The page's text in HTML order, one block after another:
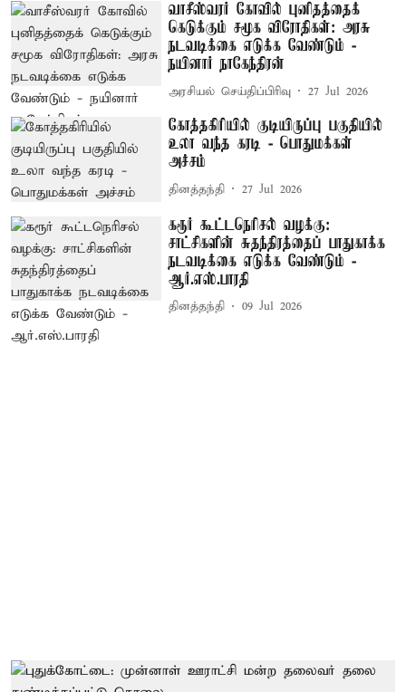
வாசீஸ்வரர் கோவில் புனிதத்தைக்
கெடுக்கும் சமூக விரோதிகள்: அரசு
நடவடிக்கை எடுக்க வேண்டும் -
நயினார் நாகேந்திரன்
அரசியல் செய்திப்பிரிவு 27 Jul 2026
கோத்தகிரியில் குடியிருப்பு பகுதியில்
உலா வந்த கரடி - பொதுமக்கள்
அச்சம்
தினத்தந்தி 27 Jul 2026
கரூர் கூட்டநெரிசல் வழக்கு:
சாட்சிகளின் சுதந்திரத்தைப் பாதுகாக்க
நடவடிக்கை எடுக்க வேண்டும் -
ஆர்.எஸ்.பாரதி
தினத்தந்தி 09 Jul 2026